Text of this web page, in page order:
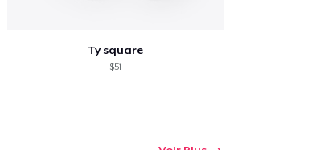
Ty square
$51